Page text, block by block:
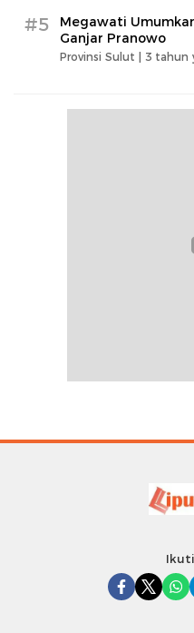
#5
Megawati
Ganjar Pranowo
Provinsi Sulut | 3 tahun